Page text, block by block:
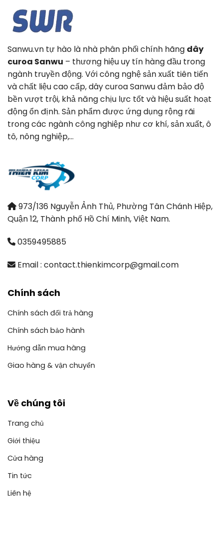
Sanwu.vn tự hào là nhà phân phối chính hãng dây
curoa Sanwu – thương hiệu uy tín hàng đầu trong
ngành truyền động. Với công nghệ sản xuất tiên tiến
và chất liệu cao cấp, dây curoa Sanwu đảm bảo độ
bền vượt trội, khả năng chịu lực tốt và hiệu suất hoạt
động ổn định. Sản phẩm được ứng dụng rộng rãi
trong các ngành công nghiệp như cơ khí, sản xuất, ô
tô, nông nghiệp,…
973/136 Nguyễn Ảnh Thủ, Phường Tân Chánh Hiệp,
Quận 12, Thành phố Hồ Chí Minh, Việt Nam.
0359495885
Email : contact.thienkimcorp@gmail.com
Chính sách
Chính sách đổi trả hàng
Chính sách bảo hành
Hướng dẫn mua hàng
Giao hàng & vận chuyển
Về chúng tôi
Trang chủ
Giới thiệu
Cửa hàng
Tin tức
Liên hệ